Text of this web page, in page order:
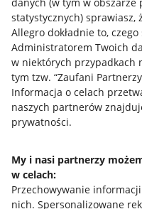
statystycznych) sprawiasz,
Allegro dokładnie to,
Administratorem Twoich
w niektórych przypadkach
tym tzw. “Zaufani
Informacja o celach
naszych partnerów
prywatności.
My i nasi partnerzy
w celach:
Przechowywanie
nich. Spersonalizowane
Przydatne informacje
Jak to działa
Allegro Gadane dla
Allegro Gadane dla